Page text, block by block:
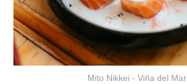
Mito Nikkei - Viña del Mar